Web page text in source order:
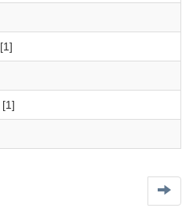
[1]
[1]